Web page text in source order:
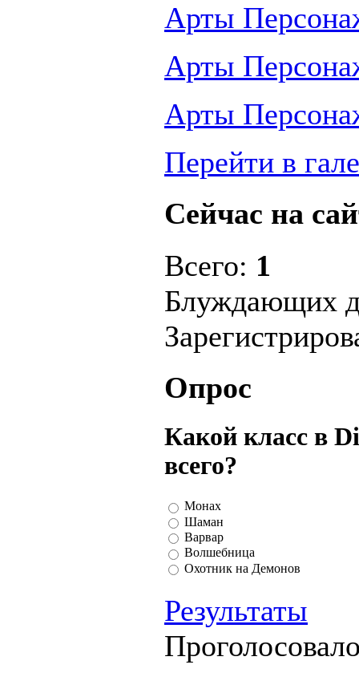
Арты
Арты
Арты
Перейти в
Сейчас на
Всего: 1
Блуждающих
Опрос
Какой класс в
всего?
Монах
Шаман
Варвар
Волшебница
Охотник на Демонов
Результаты